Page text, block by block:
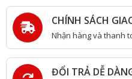
CHÍNH SÁCH
Nhận hàng và thanh
ĐỔI TRẢ DỄ